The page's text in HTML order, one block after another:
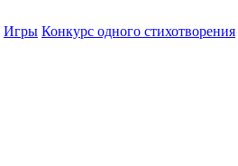
Игры Конкурс одного стихотворения